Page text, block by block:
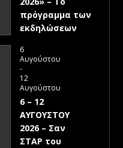
πρόγραμμα των
εκδηλώσεων
6
Αυγούστου
-
12
Αυγούστου
6 – 12
ΑΥΓΟΥΣΤΟΥ
2026 – Σαν
ΣΤΑΡ του